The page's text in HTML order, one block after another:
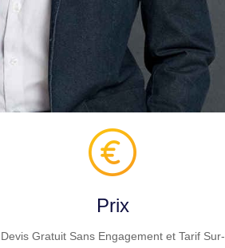
Prix
Devis Gratuit Sans Engagement et Tarif Sur-